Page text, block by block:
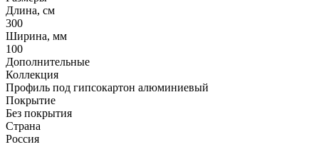
Длина, см
300
Ширина, мм
100
Дополнительные
Коллекция
Профиль под гипсокартон алюминиевый
Покрытие
Без покрытия
Страна
Россия